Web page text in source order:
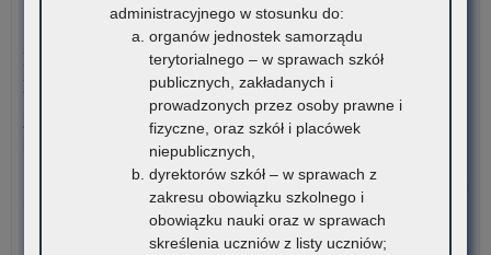
Konkurs stypendialny dla romskich uczniów szkół
ponadpodstawowych oraz studentów romskich
Związek Romów Polskich ogłasza konkurs stypendialny dla
romskich uczniów szkół…
administracyjnego w stosunku do:
organów jednostek samorządu
terytorialnego – w sprawach szkół
publicznych, zakładanych i
prowadzonych przez osoby prawne i
fizyczne, oraz szkół i placówek
niepublicznych,
dyrektorów szkół – w sprawach z
zakresu obowiązku szkolnego i
obowiązku nauki oraz w sprawach
skreślenia uczniów z listy uczniów;